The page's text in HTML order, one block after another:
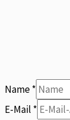
Name*
E-Mail *